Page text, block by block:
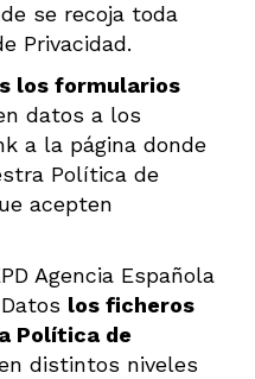
se recoja toda
Privacidad.
los formularios
datos a los
a la página donde
Política de
acepten
Agencia Española
los ficheros
Política de
distintos niveles